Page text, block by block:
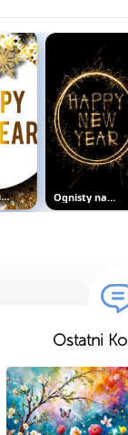
Noworoczne życzenia Ognisty napis Happy New Year
Ostatni